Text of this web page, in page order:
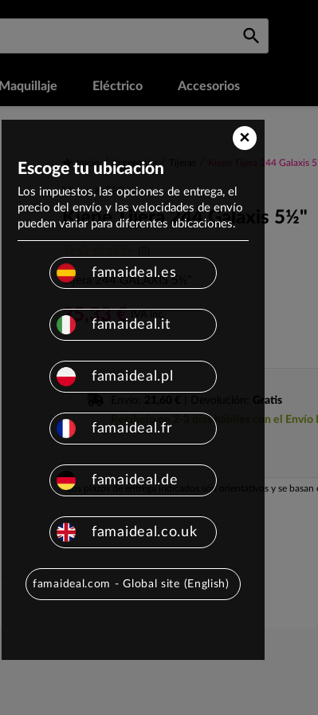
Maquillaje Eléctrico Accesorios
Inicio Accesorios Kiepe Tijera 244 Galaxis
Marca: KIEPE
Kiepe Tijera 244 Galaxis 5½"
Tijera 244 GALAXIS 5½"
35,33 €
Gratis
Recíbelo en 2-3 días hábiles con el Envío
Los plazos de entrega indicados son orientativos y se
×
Escoge tu ubicación
Los impuestos, las opciones de entrega, el
precio del envío y las velocidades de envío
pueden variar para diferentes ubicaciones.
famaideal.es
famaideal.it
famaideal.pl
famaideal.fr
famaideal.de
famaideal.co.uk
famaideal.com - Global site (English)